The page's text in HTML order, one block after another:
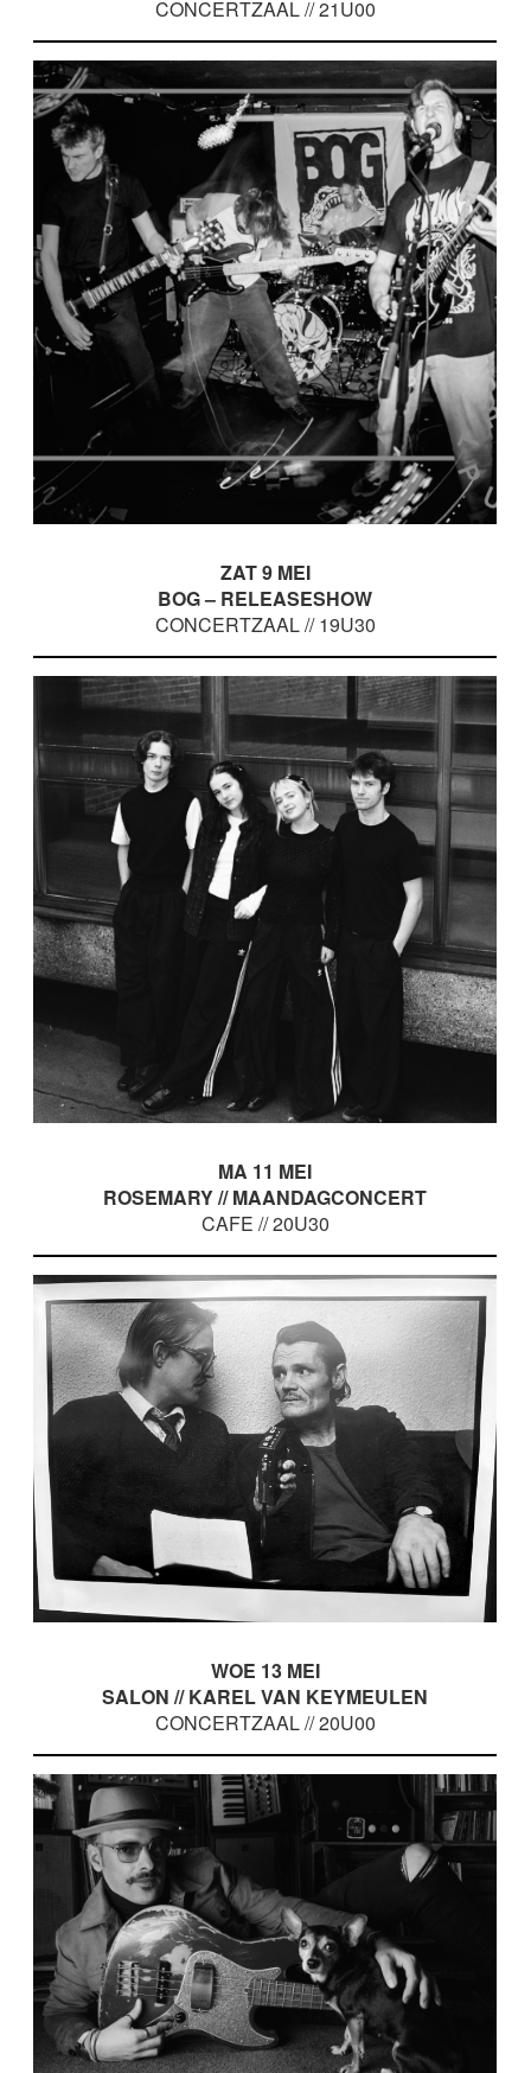
CONCERTZAAL // 21U00
ZAT 9 MEI
BOG – RELEASESHOW
CONCERTZAAL // 19U30
MA 11 MEI
ROSEMARY // MAANDAGCONCERT
CAFE // 20U30
WOE 13 MEI
SALON // KAREL VAN KEYMEULEN
CONCERTZAAL // 20U00